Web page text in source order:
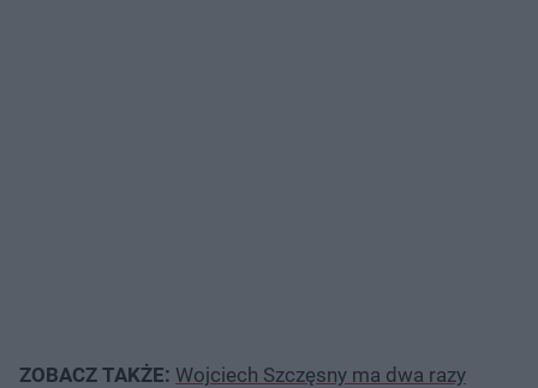
ZOBACZ TAKŻE: Wojciech Szczęsny ma dwa razy